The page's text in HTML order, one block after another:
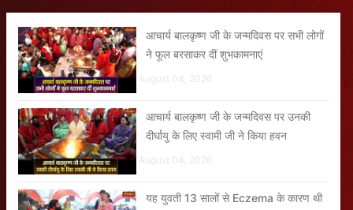
आचार्य बालकृष्ण जी के जन्मदिवस पर सभी लोगों
ने फूल बरसाकर दीं शुभकामनाएं
August 04, 2026
आचार्य बालकृष्ण जी के जन्मदिवस पर उनकी
दीर्घायु के लिए स्वामी जी ने किया हवन
August 04, 2026
यह युवती 13 सालों से Eczema के कारण थी